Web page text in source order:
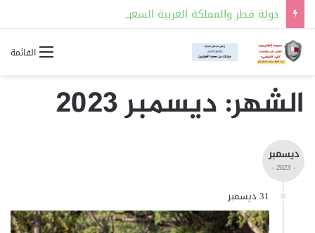
القائمة
الشهر: ديسمبر 2023
ديسمبر
- 2023 -
31 ديسمبر